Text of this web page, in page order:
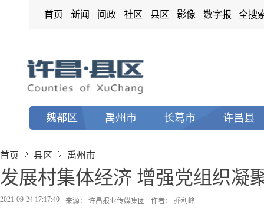
首页 新闻 问政 社区 县区 影像 数字报 全搜
魏都区 禹州市 长葛市 许昌县
首页 县区 禹州市
发展村集体经济 增强党组织凝
2021-09-24 17:17:40 来源： 许昌报业传媒集团 作者： 乔利峰